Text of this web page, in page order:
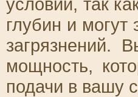
глубин и
загрязнений.
мощность,
подачи в вашу